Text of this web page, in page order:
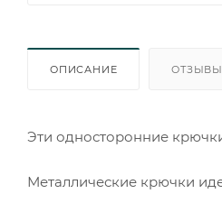
ОПИСАНИЕ ОТЗЫВЫ
Эти односторонние
Металлические крючки